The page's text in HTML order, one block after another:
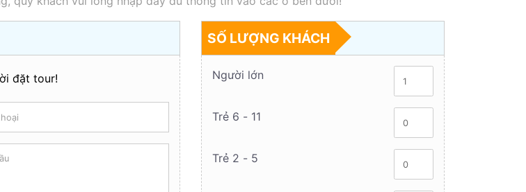
đặt tour!
SỐ LƯỢNG KHÁCH
Người lớn
Trẻ 6 - 11
Trẻ 2 - 5